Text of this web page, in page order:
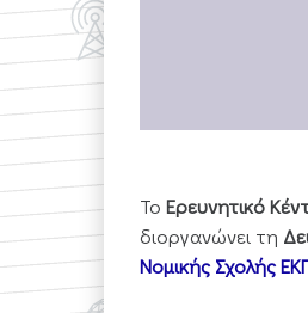
Το Ερευνητικό
διοργανώνει τη
Νομικής Σχολής